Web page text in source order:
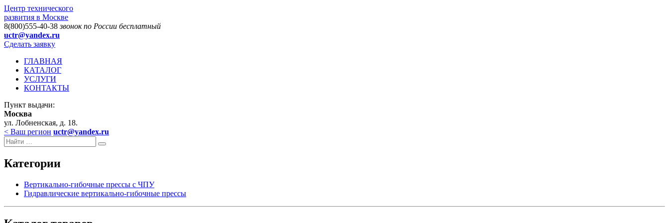
Центр технического
развития в Москве
8(800)555-40-38звонок по России бесплатный
uctr@yandex.ru
Сделать заявку
ГЛАВНАЯ
КАТАЛОГ
УСЛУГИ
КОНТАКТЫ
Пункт выдачи:
Москва
ул. Лобненская, д. 18.
< Ваш регион uctr@yandex.ru
Категории
Вертикально-гибочные прессы с ЧПУ
Гидравлические вертикально-гибочные прессы